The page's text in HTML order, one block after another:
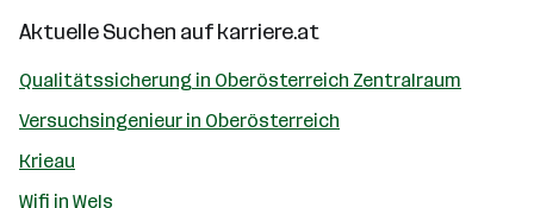
Aktuelle Suchen aufkarriere.at
Qualitätssicherung in Oberösterreich Zentralraum
Versuchsingenieur in Oberösterreich
Krieau
Wifi in Wels